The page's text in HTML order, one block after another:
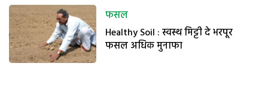
फसल
Healthy Soil : स्वस्थ मिट्टी दे भरपूर
फसल अधिक मुनाफा